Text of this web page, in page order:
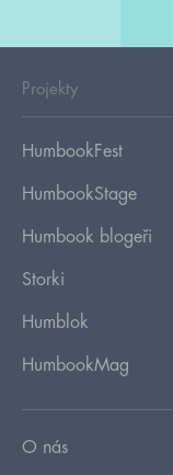
Projekty
HumbookFest
HumbookStage
Humbook blogeři
Storki
Humblok
HumbookMag
O nás